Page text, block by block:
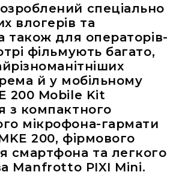
роз'їєми
Тайм-
коди
Генератори
тайм-
кодів
Приймачі
та
передавачі
Дисплеї
Аксесуари
та
спеціально
влогерів та
також для операторів-
фільмують багато,
й у мобільному
200 Mobile Kit
з компактного
мікрофона-гармати
200, фірмового
смартфона та легкого
Manfrotto PIXI Mini.